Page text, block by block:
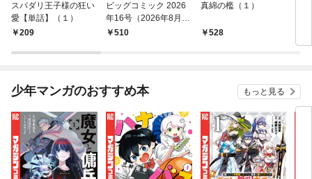
スパダリ王子様の狂い
愛【単話】（１）
209
ビッグコミック 2026
年16号（2026年8月7
日発売）
￥510
真綿の檻（１）
528
少年マンガのおすすめ本 もっと見る